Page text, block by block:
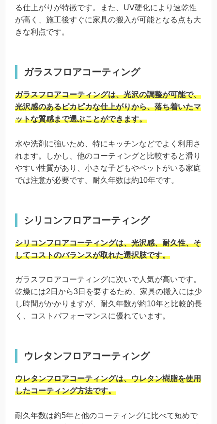
る仕上がりが特徴です。また、UV硬化により速乾性
が高く、施工後すぐに家具の搬入が可能となる点も大
きな利点です。
ガラスフロアコーティング
ガラスフロアコーティングは、光沢の調整が可能で、
光沢感のあるピカピカな仕上がりから、落ち着いたマ
ットな質感まで選ぶことができます。
水や洗剤に強いため、特にキッチンなどでよく利用さ
れます。しかし、他のコーティングと比較すると滑り
やすい性質があり、小さな子どもやペットがいる家庭
では注意が必要です。耐久年数は約10年です。
シリコンフロアコーティング
シリコンフロアコーティングは、光沢感、耐久性、そ
してコストのバランスが取れた選択肢です。
ガラスフロアコーティングに次いで人気が高いです。
乾燥には2日から3日を要するため、家具の搬入には少
し時間がかかりますが、耐久年数が約10年と比較的長
く、コストパフォーマンスに優れています。
ウレタンフロアコーティング
ウレタンフロアコーティングは、ウレタン樹脂を使用
したコーティング方法です。
耐久年数は約5年と他のコーティングに比べて短めで